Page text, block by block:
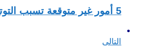
5 أمور غير متوقعة تسبب التوتر والإرباك
التالى